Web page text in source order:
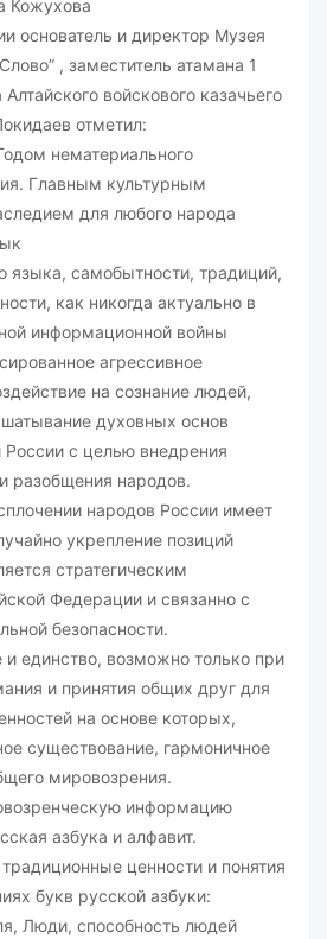
Кожухова
основатель и директор Музея
, заместитель атамана 1
войскового казачьего
отметил:
нематериального
Главным культурным
для любого народа
языка, самобытности, традиций,
как никогда актуально в
информационной войны
агрессивное
на сознание людей,
духовных основ
России с целью внедрения
разобщения народов.
народов России имеет
укрепление позиций
стратегическим
Федерации и связанно с
безопасности.
единство, возможно только при
и принятия общих друг для
на основе которых,
существование, гармоничное
мировозрения.
информацию
азбука и алфавит.
ценности и понятия
букв русской азбуки:
Люди, способность людей